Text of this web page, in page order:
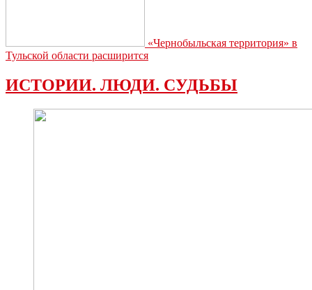
«Чернобыльская территория» в
Тульской области расширится
ИСТОРИИ. ЛЮДИ. СУДЬБЫ